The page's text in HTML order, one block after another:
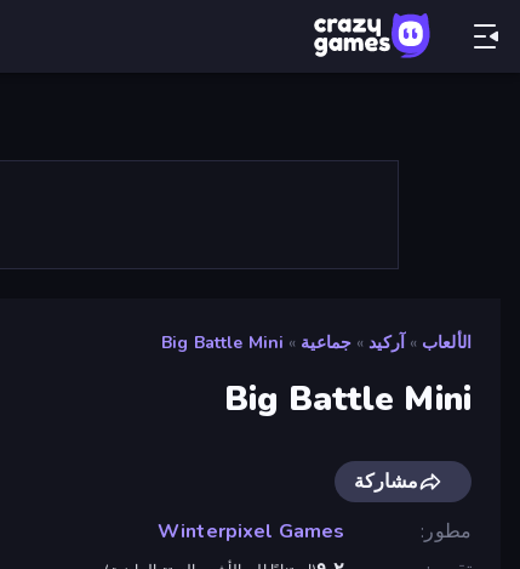
الألعاب » آركيد » جماعية »
Big Battle Mini
Big Battle Mini
مشاركة
مطور
Winterpixel Games